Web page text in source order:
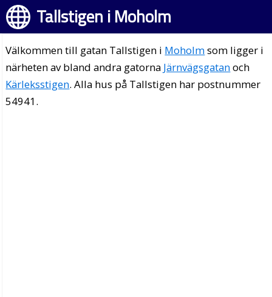
Tallstigen i Moholm
Välkommen till gatan Tallstigen i Moholmsom ligger i
närheten av bland andra gatorna Järnvägsgatanoch
Kärleksstigen. Alla hus på Tallstigen har postnummer
54941.